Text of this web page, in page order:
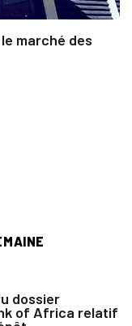
le marché des
dossier
of Africa relatif